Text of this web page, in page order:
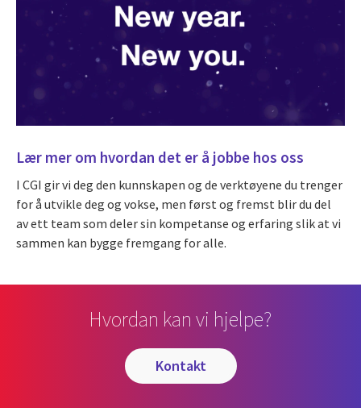
Lær mer om hvordan det er å jobbe hos oss
I CGI gir vi deg den kunnskapen og de verktøyene du trenger
for å utvikle deg og vokse, men først og fremst blir du del
av ett team som deler sin kompetanse og erfaring slik at vi
sammen kan bygge fremgang for alle.
Hvordan kan vi hjelpe?
kontakt